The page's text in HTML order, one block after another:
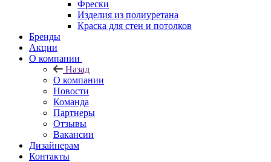
Фрески
Изделия из полиуретана
Краска для стен и потолков
Бренды
Акции
О компании
Назад
О компании
Новости
Команда
Партнеры
Отзывы
Вакансии
Дизайнерам
Контакты